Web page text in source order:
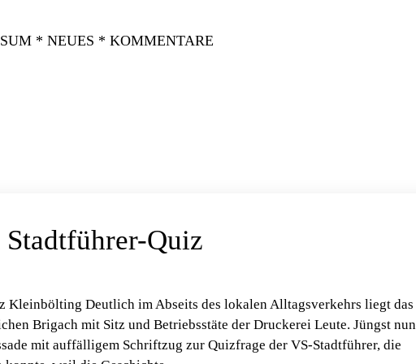
* NEUES * KOMMENTARE
Quiz
Kleinbölting Deutlich im Abseits des lokalen Alltagsverkehrs liegt das
Brigach mit Sitz und Betriebsstäte der Druckerei Leute. Jüngst nun
mit auffälligem Schriftzug zur Quizfrage der VS-Stadtführer, die